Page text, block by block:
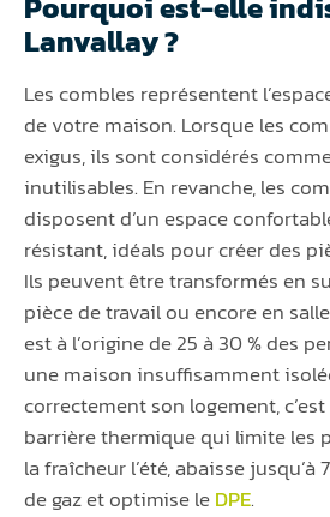
Lanvallay ?
Les combles représentent
de votre maison. Lorsque les
exigus, ils sont considérés
inutilisables. En revanche, les
disposent d’un espace
résistant, idéals pour créer des
Ils peuvent être transformés en
pièce de travail ou encore en
est à l’origine de 25 à 30 % des
une maison insuffisamment
correctement son logement,
barrière thermique qui limite les
la fraîcheur l’été, abaisse jusqu’à
de gaz et optimise leDPE.